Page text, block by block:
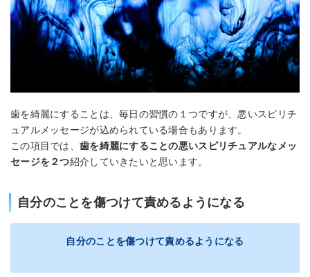
歯を綺麗にすることは、毎日の習慣の１つですが、悪いスピリチ
ュアルメッセージが込められている場合もあります。
この項目では、 歯を綺麗にすることの悪いスピリチュアルなメッ
セージを２つ紹介していきたいと思います。
自分のことを傷つけて責めるようになる
自分のことを傷つけて責めるようになる